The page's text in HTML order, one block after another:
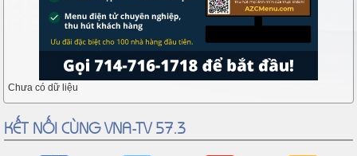
Chưa có dữ liệu
KẾT NỐI CÙNG VNA-TV 57.3